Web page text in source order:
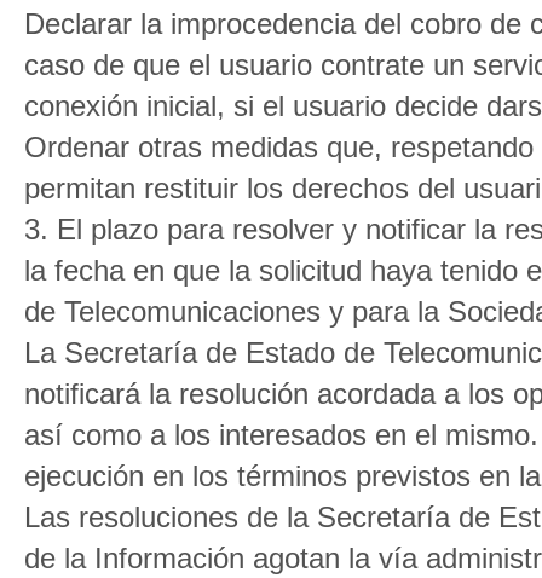
Declarar la improcedencia del cobro de
caso de que el usuario contrate un
conexión inicial, si el usuario decide
Ordenar otras medidas que,
permitan restituir los derechos del
3. El plazo para resolver y notificar la
la fecha en que la solicitud haya tenido
de Telecomunicaciones y para la
La Secretaría de Estado de
notificará la resolución acordada a los
así como a los interesados en el
ejecución en los términos previstos en
Las resoluciones de la Secretaría de
de la Información agotan la vía